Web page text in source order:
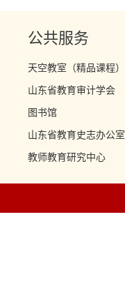
公共服务
天空教室（精品课程）
山东省教育审计学会
图书馆
山东省教育史志办公室
教师教育研究中心